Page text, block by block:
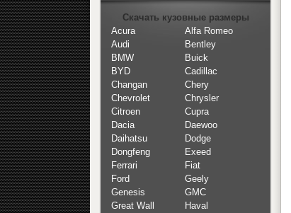
Скачать кузовные размеры
Acura
Alfa Romeo
Audi
Bentley
BMW
Buick
BYD
Cadillac
Changan
Chery
Chevrolet
Chrysler
Citroen
Cupra
Dacia
Daewoo
Daihatsu
Dodge
Dongfeng
Exeed
Ferrari
Fiat
Ford
Geely
Genesis
GMC
Great Wall
Haval